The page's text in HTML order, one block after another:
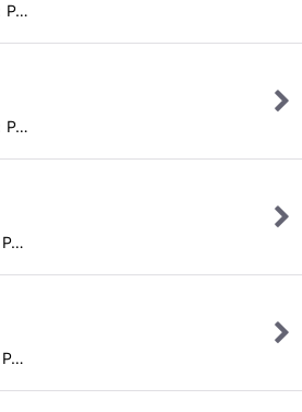
P…
P…
P…
P…